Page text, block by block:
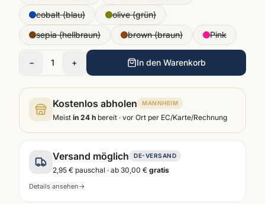
cobalt (blau)
olive (grün)
sepia (hellbraun)
brown (braun) Pink
− 1 + In den Warenkorb
Kostenlos abholen MANNHEIM
Meist in 24 h bereit · vor Ort per EC/Karte/Rechnung
Versand möglich DE-VERSAND
2,95 € pauschal · ab 30,00 € gratis
Details ansehen→